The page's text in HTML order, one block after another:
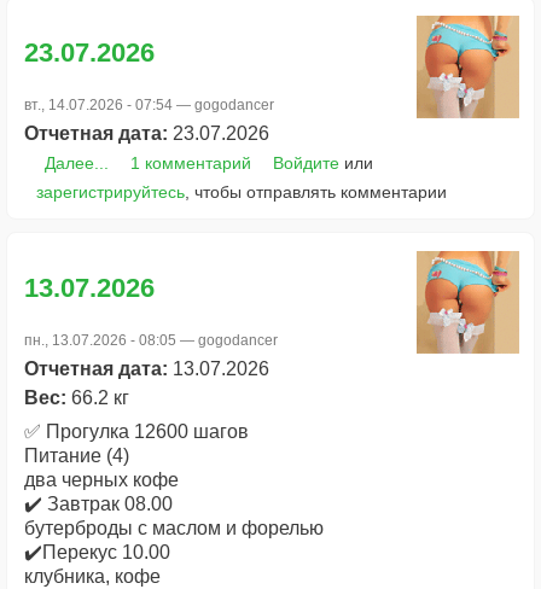
23.07.2026
вт., 14.07.2026 - 07:54 — gogodancer
Отчетная дата: 23.07.2026
Далее... 1 комментарий Войдитеили
зарегистрируйтесь, чтобы отправлять комментарии
13.07.2026
пн., 13.07.2026 - 08:05 — gogodancer
Отчетная дата: 13.07.2026
Вес: 66.2 кг
✅ Прогулка 12600 шагов
Питание (4)
два черных кофе
✔️ Завтрак 08.00
бутерброды с маслом и форелью
✔️Перекус 10.00
клубника, кофе